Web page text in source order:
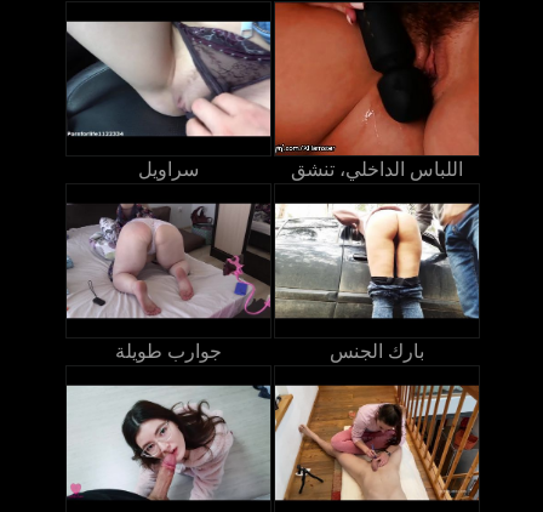
سراويل اللباس الداخلي، تنشق
جوارب طويلة بارك الجنس